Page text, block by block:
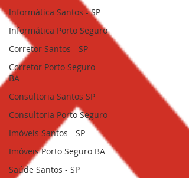
Informática Santos - SP
Informática Porto Seguro
Corretor Santos - SP
Corretor Porto Seguro
BA
Consultoria Santos SP
Consultoria Porto Seguro
Imóveis Santos - SP
Imóveis Porto Seguro BA
Saúde Santos - SP